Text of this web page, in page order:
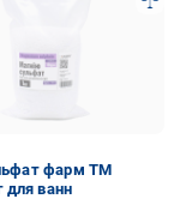
фарм ТМ
для ванн